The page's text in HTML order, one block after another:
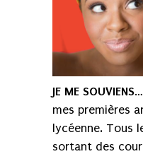
JE ME SOUVIENS
mes premières
lycéenne. Tous
sortant des